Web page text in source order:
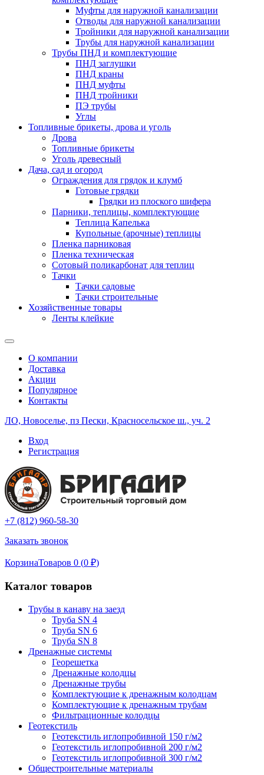
Муфты для наружной канализации
Отводы для наружной канализации
Тройники для наружной канализации
Трубы для наружной канализации
Трубы ПНД и комплектующие
ПНД заглушки
ПНД краны
ПНД муфты
ПНД тройники
ПЭ трубы
Углы
Топливные брикеты, дрова и уголь
Дрова
Топливные брикеты
Уголь древесный
Дача, сад и огород
Ограждения для грядок и клумб
Готовые грядки
Грядки из плоского шифера
Парники, теплицы, комплектующие
Теплица Капелька
Купольные (арочные) теплицы
Пленка парниковая
Пленка техническая
Сотовый поликарбонат для теплиц
Тачки
Тачки садовые
Тачки строительные
Хозяйственные товары
Ленты клейкие
О компании
Доставка
Акции
Популярное
Контакты
ЛО, Новоселье, пз Пески, Красносельское ш., уч. 2
Вход
Регистрация
+7 (812) 960-58-30
Заказать звонок
КорзинаТоваров 0 (0 ₽)
Каталог товаров
Трубы в канаву на заезд
Труба SN 4
Труба SN 6
Труба SN 8
Дренажные системы
Георешетка
Дренажные колодцы
Дренажные трубы
Комплектующие к дренажным колодцам
Комплектующие к дренажным трубам
Фильтрационные колодцы
Геотекстиль
Геотекстиль иглопробивной 150 г/м2
Геотекстиль иглопробивной 200 г/м2
Геотекстиль иглопробивной 300 г/м2
Общестроительные материалы